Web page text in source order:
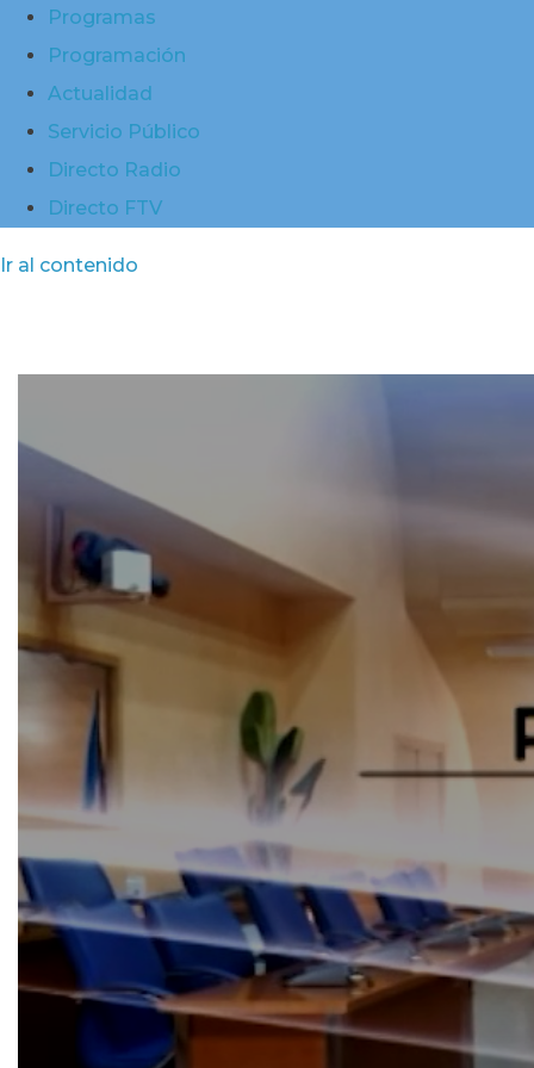
Programas
Programación
Actualidad
Servicio Público
Directo Radio
Directo FTV
Ir al contenido